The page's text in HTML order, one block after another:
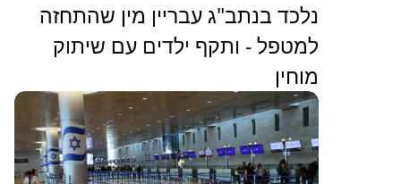
נלכד בנתב"ג עבריין מין שהתחזה
למטפל - ותקף ילדים עם שיתוק
מוחין